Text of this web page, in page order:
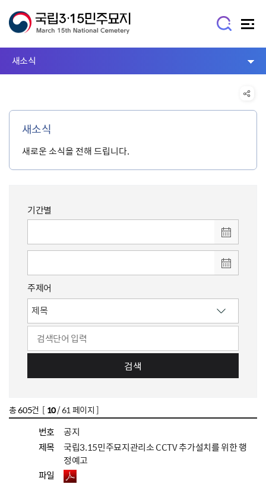
새소식
새소식
새로운 소식을 전해 드립니다.
기간별
주제어
검색
총605건 [ 10/ 61 페이지 ]
번호
공지
제목
국립3.15민주묘지관리소 CCTV 추가설치를 위한 행
정예고
파일